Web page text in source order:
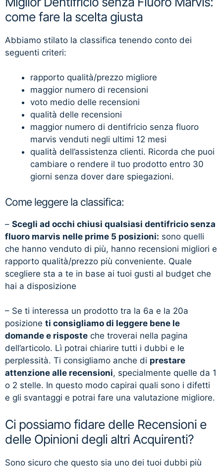
come fare la scelta giusta
Abbiamo stilato la classifica tenendo conto dei
seguenti criteri:
rapporto qualità/prezzo migliore
maggior numero di recensioni
voto medio delle recensioni
qualità delle recensioni
maggior numero di dentifricio senza fluoro
marvis venduti negli ultimi 12 mesi
qualità dell’assistenza clienti. Ricorda che puoi
cambiare o rendere il tuo prodotto entro 30
giorni senza dover dare spiegazioni.
Come leggere la classifica:
– Scegli ad occhi chiusi qualsiasi dentifricio senza
fluoro marvis nelle prime 5 posizioni: sono quelli
che hanno venduto di più, hanno recensioni migliori e
rapporto qualità/prezzo più conveniente. Quale
scegliere sta a te in base ai tuoi gusti al budget che
hai a disposizione
– Se ti interessa un prodotto tra la 6a e la 20a
posizione ti consigliamo di leggere bene le
domande e risposte che troverai nella pagina
dell’articolo. Lì potrai chiarire tutti i dubbi e le
perplessità. Ti consigliamo anche di prestare
attenzione alle recensioni, specialmente quelle da 1
o 2 stelle. In questo modo capirai quali sono i difetti
e gli svantaggi e potrai fare una valutazione migliore.
Ci possiamo fidare delle Recensioni e
delle Opinioni degli altri Acquirenti?
Sono sicuro che questo sia uno dei tuoi dubbi più